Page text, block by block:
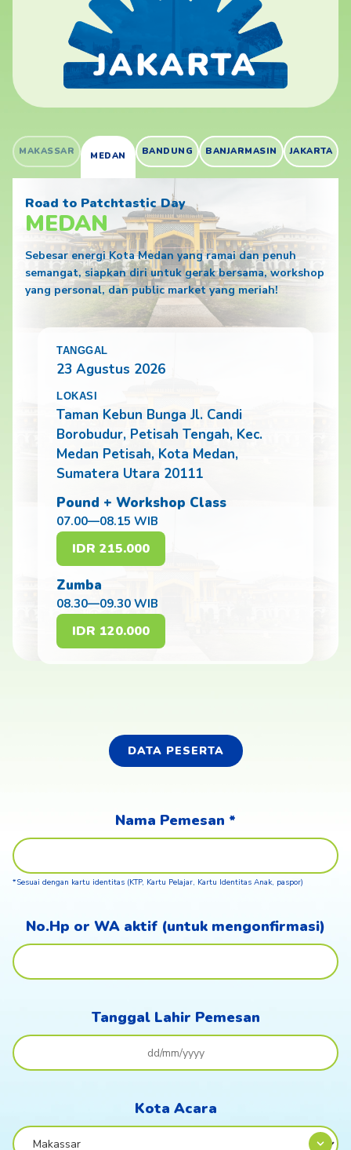
JAKARTA
MAKASSAR MEDAN BANDUNG BANJARMASIN JAKARTA
Road to Patchtastic Day
MEDAN
Sebesar energi Kota Medan yang ramai dan penuh
semangat, siapkan diri untuk gerak bersama, workshop
yang personal, dan public market yang meriah!
23 Agustus 2026
Taman Kebun Bunga Jl. Candi
Borobudur, Petisah Tengah, Kec.
Medan Petisah, Kota Medan,
Sumatera Utara 20111
Pound + Workshop Class
07.00—08.15 WIB
IDR 215.000
Zumba
08.30—09.30 WIB
IDR 120.000
DATA PESERTA
Nama Pemesan *
*Sesuai dengan kartu identitas (KTP, Kartu Pelajar, Kartu Identitas Anak, paspor)
No.Hp or WA aktif (untuk mengonfirmasi)
Tanggal Lahir Pemesan
Kota Acara